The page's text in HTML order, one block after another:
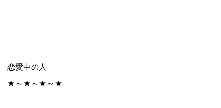
恋愛中の人
★～★～★～★